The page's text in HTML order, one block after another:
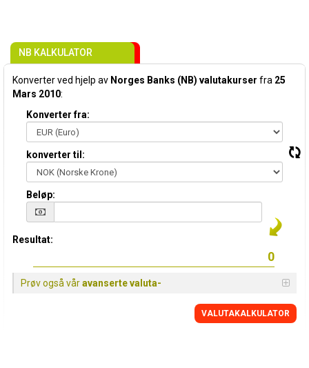
NB KALKULATOR
Konverter ved hjelp av Norges Banks (NB) valutakurser fra 25
Mars 2010:
Konverter fra:
konverter til:
Beløp:
Resultat:
Prøv også våravanserte valuta-
VALUTAKALKULATOR